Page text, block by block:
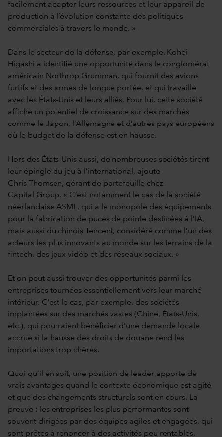
facilement adapter leurs ressources et leur appareil de
production à l’évolution constante des politiques
commerciales à travers le monde. »
Dans le secteur de la défense, par exemple, Kohei
Higashi a identifié une opportunité dans le conglomérat
américain Northrop Grumman, qui fournit des avions
furtifs et des armes de longue portée, et qui travaille
avec les États-Unis et leurs alliés. Pour lui, cette société
affiche un potentiel de croissance sur des marchés
comme le Japon, l’Allemagne et d’autres pays européens
où le budget de la défense est en hausse.
Hors des États-Unis aussi, de nombreuses sociétés tirent
leur épingle du jeu à l’international, ajoute
Chris Thomsen, gérant de portefeuille chez
Capital Group. « C’est notamment le cas de la société
néerlandaise ASML, qui a le monopole des équipements
pour la fabrication de puces de pointe destinées à l’IA,
mais aussi du chinois Tencent, considéré comme l’un des
acteurs les plus innovants au monde sur les terrains de la
fintech, des jeux vidéo et des réseaux sociaux. »
Et on peut aussi trouver des opportunités parmi les
entreprises tournées essentiellement vers leur marché
intérieur. C’est le cas, par exemple, des sociétés
implantées sur des marchés vastes (Chine, États-Unis,
etc.), qui pourraient bénéficier d’une demande locale
accrue si la hausse des droits de douane rend les
importations trop chères.
Quoi qu’il en soit, une position de leader apporte de
vrais avantages quand le contexte économique est agité
et que des changements structurels sont en cours. La
preuve : les entreprises les plus performantes sont
souvent dirigées par des équipes agiles et engagées, qui
sont prêtes à renoncer à des activités peu rentables,